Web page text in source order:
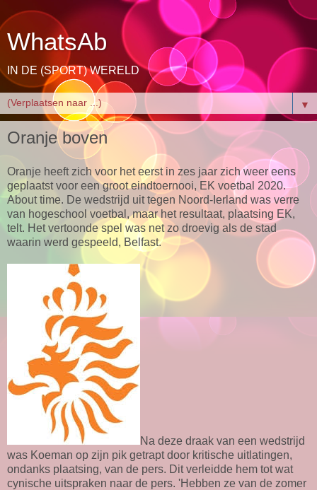
WhatsAb
IN DE (SPORT) WERELD
▼
Oranje boven
Oranje heeft zich voor het eerst in zes jaar zich weer eens
geplaatst voor een groot eindtoernooi, EK voetbal 2020.
About time. De wedstrijd uit tegen Noord-Ierland was verre
van hogeschool voetbal, maar het resultaat, plaatsing EK,
telt. Het vertoonde spel was net zo droevig als de stad
waarin werd gespeeld, Belfast.
Na deze draak van een wedstrijd
was Koeman op zijn pik getrapt door kritische uitlatingen,
ondanks plaatsing, van de pers. Dit verleidde hem tot wat
cynische uitspraken naar de pers. 'Hebben ze van de zomer